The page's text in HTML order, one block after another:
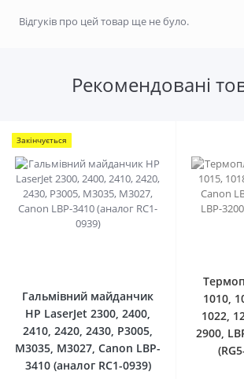
Відгуків про цей товар ще не було.
Рекомендовані
Закінчується
Гальмівний майданчик
HP LaserJet 2300, 2400,
2410, 2420, 2430, P3005,
M3035, M3027, Canon LBP-
3410 (аналог RC1-0939)
1010,
1022,
2900,